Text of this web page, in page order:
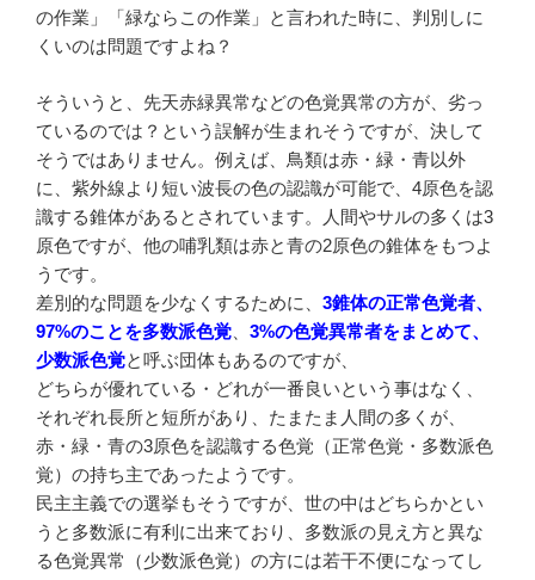
の作業」「緑ならこの作業」と言われた時に、判別しに
くいのは問題ですよね？
そういうと、先天赤緑異常などの色覚異常の方が、劣っ
ているのでは？という誤解が生まれそうですが、決して
そうではありません。例えば、鳥類は赤・緑・青以外
に、紫外線より短い波長の色の認識が可能で、4原色を認
識する錐体があるとされています。人間やサルの多くは3
原色ですが、他の哺乳類は赤と青の2原色の錐体をもつよ
うです。
差別的な問題を少なくするために、 3錐体の正常色覚者、
97%のことを多数派色覚
3%の色覚異常者をまとめて、
少数派色覚と呼ぶ団体もあるのですが、
どちらが優れている・どれが一番良いという事はなく、
それぞれ長所と短所があり、たまたま人間の多くが、
赤・緑・青の3原色を認識する色覚（正常色覚・多数派色
覚）の持ち主であったようです。
民主主義での選挙もそうですが、世の中はどちらかとい
うと多数派に有利に出来ており、多数派の見え方と異な
る色覚異常（少数派色覚）の方には若干不便になってし